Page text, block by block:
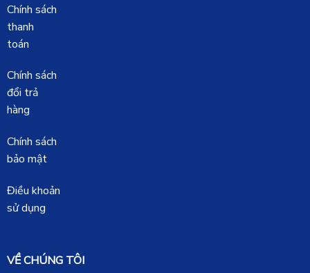
Chính sách
thanh
toán
Chính sách
đổi trả
hàng
Chính sách
bảo mật
Điều khoản
sử dụng
VỀ CHÚNG TÔI